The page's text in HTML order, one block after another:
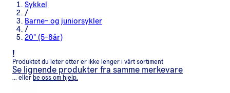
Sykkel
/
Barne- og juniorsykler
/
20" (5-8år)
!
Produktet du leter etter er ikke lenger i vårt sortiment
Se lignende produkter fra samme merkevare
... eller be oss om hjelp.